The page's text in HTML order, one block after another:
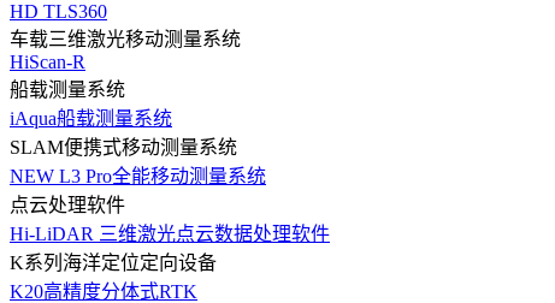
HD TLS360
车载三维激光移动测量系统
HiScan-R
船载测量系统
iAqua船载测量系统
SLAM便携式移动测量系统
NEW L3 Pro全能移动测量系统
点云处理软件
Hi-LiDAR 三维激光点云数据处理软件
K系列海洋定位定向设备
K20高精度分体式RTK